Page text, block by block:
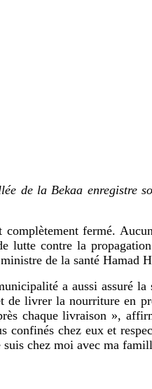
de la Bekaa enregistre
complètement fermé.
lutte contre la
de la santé Hamad
a aussi assuré
livrer la nourriture en
chaque livraison »,
chez eux et
chez moi avec ma